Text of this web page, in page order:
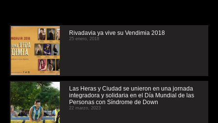
Rivadavia ya vive su Vendimia 2018
25 enero, 2018
Las Heras y Ciudad se unieron en una jornada
integradora y solidaria en el Día Mundial de las
Personas con Síndrome de Down
22 marzo, 2023